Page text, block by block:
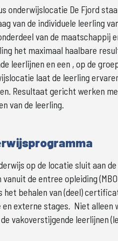
onderwijslocatie De Fjord
van de individuele leerling
van de maatschappij
het maximaal haalbare
leerlijnen en een , op de
laat de leerling
Resultaat gericht werken
van de leerling.
op de locatie sluit aan
vanuit de entree opleiding
het behalen van (deel)
en externe stages.  Niet
vakoverstijgende leerlijnen